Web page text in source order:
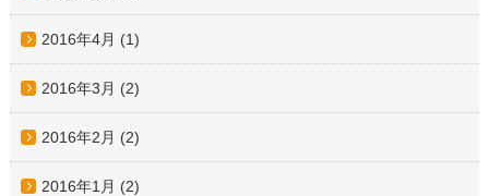
2016年4月 (1)
2016年3月 (2)
2016年2月 (2)
2016年1月 (2)